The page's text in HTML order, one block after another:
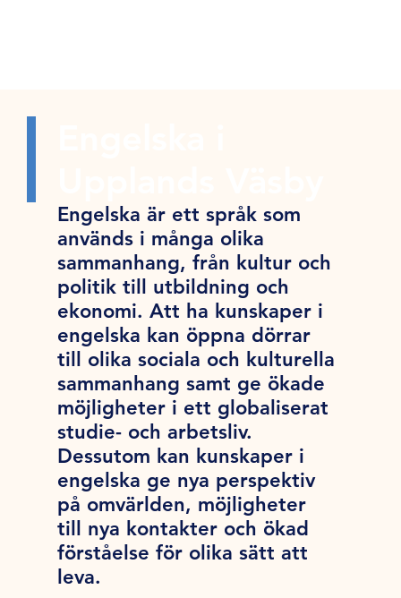
Engelska är ett språk som
används i många olika
sammanhang, från kultur och
politik till utbildning och
ekonomi. Att ha kunskaper i
engelska kan öppna dörrar
till olika sociala och kulturella
sammanhang samt ge ökade
möjligheter i ett globaliserat
studie- och arbetsliv.
Dessutom kan kunskaper i
engelska ge nya perspektiv
på omvärlden, möjligheter
till nya kontakter och ökad
förståelse för olika sätt att
leva.